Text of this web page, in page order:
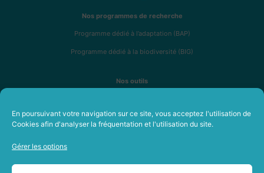
En poursuivant votre navigation sur ce site, vous acceptez l'utilisation de
Cookies afin d'analyser la fréquentation et l'utilisation du site.
Gérer les options
Nos programmes de recherche
Programme dédié à l’adaptation (BAP)
Programme dédié à la biodiversité (BIG)
Nos outils
Fresque de l’immobilier durable